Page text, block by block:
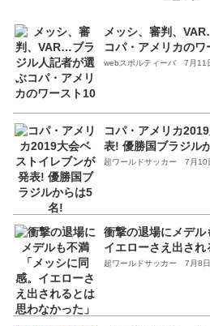
メッシ、審判、
コパ・アメリカのワ
webスポルティーバ 7月11
コパ・アメリカ
表! 優勝国ブラジル
超ワールドサッカー 7月10
衝撃の退場にメデル
イエローさえ出され
超ワールドサッカー 7月8